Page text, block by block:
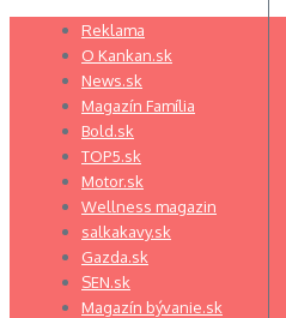
Preskočiť
Reklama
O Kankan.sk
News.sk
Magazín Família
Bold.sk
TOP5.sk
Motor.sk
Wellness magazin
salkakavy.sk
Gazda.sk
SEN.sk
Magazín bývanie.sk